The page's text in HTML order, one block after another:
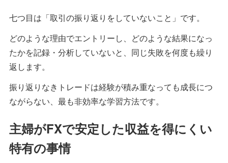
七つ目は「取引の振り返りをしていないこと」です。
どのような理由でエントリーし、どのような結果になっ
たかを記録・分析していないと、同じ失敗を何度も繰り
返します。
振り返りなきトレードは経験が積み重なっても成長につ
ながらない、最も非効率な学習方法です。
主婦がFXで安定した収益を得にくい
特有の事情